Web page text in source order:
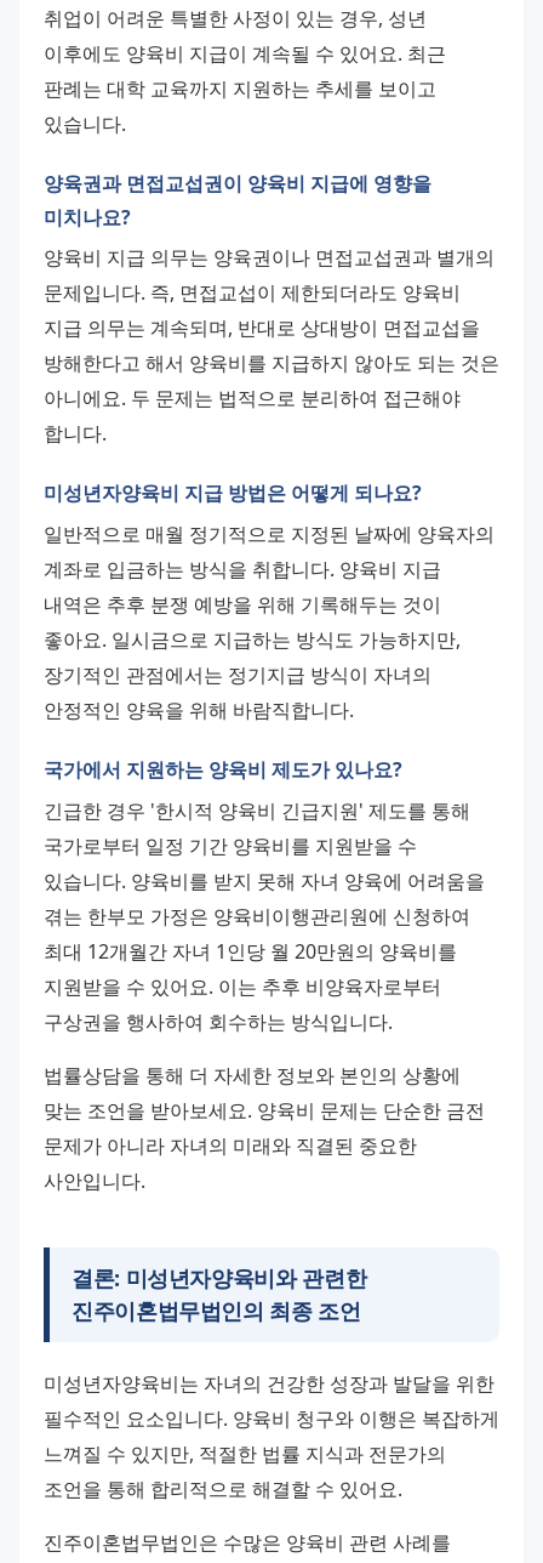
취업이 어려운 특별한 사정이 있는 경우, 성년
이후에도 양육비 지급이 계속될 수 있어요. 최근
판례는 대학 교육까지 지원하는 추세를 보이고
있습니다.
양육권과 면접교섭권이 양육비 지급에 영향을
미치나요?
양육비 지급 의무는 양육권이나 면접교섭권과 별개의
문제입니다. 즉, 면접교섭이 제한되더라도 양육비
지급 의무는 계속되며, 반대로 상대방이 면접교섭을
방해한다고 해서 양육비를 지급하지 않아도 되는 것은
아니에요. 두 문제는 법적으로 분리하여 접근해야
합니다.
미성년자양육비 지급 방법은 어떻게 되나요?
일반적으로 매월 정기적으로 지정된 날짜에 양육자의
계좌로 입금하는 방식을 취합니다. 양육비 지급
내역은 추후 분쟁 예방을 위해 기록해두는 것이
좋아요. 일시금으로 지급하는 방식도 가능하지만,
장기적인 관점에서는 정기지급 방식이 자녀의
안정적인 양육을 위해 바람직합니다.
국가에서 지원하는 양육비 제도가 있나요?
긴급한 경우 '한시적 양육비 긴급지원' 제도를 통해
국가로부터 일정 기간 양육비를 지원받을 수
있습니다. 양육비를 받지 못해 자녀 양육에 어려움을
겪는 한부모 가정은 양육비이행관리원에 신청하여
최대 12개월간 자녀 1인당 월 20만원의 양육비를
지원받을 수 있어요. 이는 추후 비양육자로부터
구상권을 행사하여 회수하는 방식입니다.
법률상담을 통해 더 자세한 정보와 본인의 상황에
맞는 조언을 받아보세요. 양육비 문제는 단순한 금전
문제가 아니라 자녀의 미래와 직결된 중요한
사안입니다.
결론: 미성년자양육비와 관련한
진주이혼법무법인의 최종 조언
미성년자양육비는 자녀의 건강한 성장과 발달을 위한
필수적인 요소입니다. 양육비 청구와 이행은 복잡하게
느껴질 수 있지만, 적절한 법률 지식과 전문가의
조언을 통해 합리적으로 해결할 수 있어요.
진주이혼법무법인은 수많은 양육비 관련 사례를